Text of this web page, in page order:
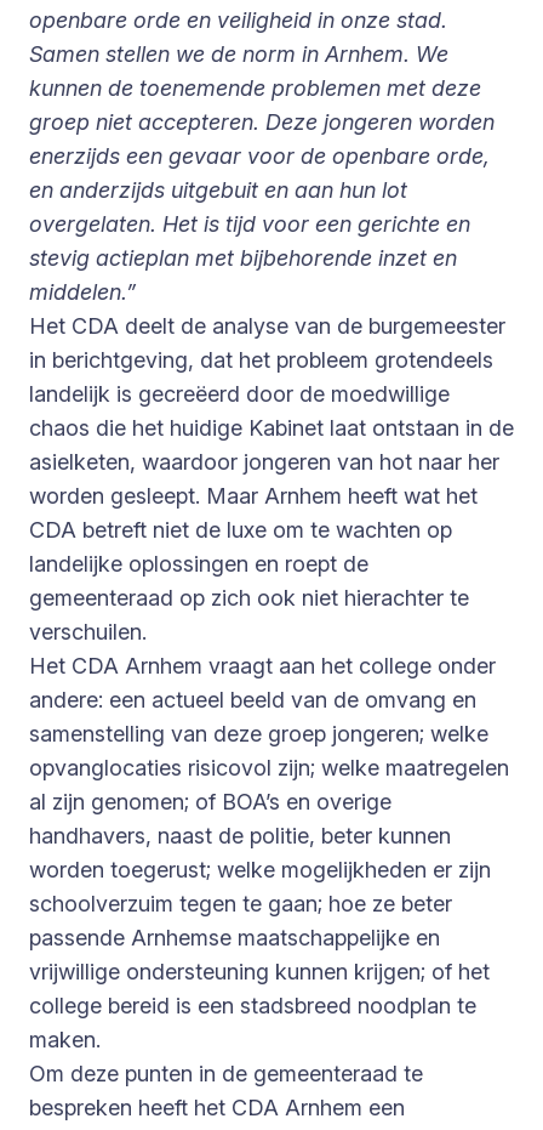
openbare orde en veiligheid in onze stad.
Samen stellen we de norm in Arnhem. We
kunnen de toenemende problemen met deze
groep niet accepteren. Deze jongeren worden
enerzijds een gevaar voor de openbare orde,
en anderzijds uitgebuit en aan hun lot
overgelaten. Het is tijd voor een gerichte en
stevig actieplan met bijbehorende inzet en
middelen.”
Het CDA deelt de analyse van de burgemeester
in berichtgeving, dat het probleem grotendeels
landelijk is gecreëerd door de moedwillige
chaos die het huidige Kabinet laat ontstaan in de
asielketen, waardoor jongeren van hot naar her
worden gesleept. Maar Arnhem heeft wat het
CDA betreft niet de luxe om te wachten op
landelijke oplossingen en roept de
gemeenteraad op zich ook niet hierachter te
verschuilen.
Het CDA Arnhem vraagt aan het college onder
andere: een actueel beeld van de omvang en
samenstelling van deze groep jongeren; welke
opvanglocaties risicovol zijn; welke maatregelen
al zijn genomen; of BOA’s en overige
handhavers, naast de politie, beter kunnen
worden toegerust; welke mogelijkheden er zijn
schoolverzuim tegen te gaan; hoe ze beter
passende Arnhemse maatschappelijke en
vrijwillige ondersteuning kunnen krijgen; of het
college bereid is een stadsbreed noodplan te
maken.
Om deze punten in de gemeenteraad te
bespreken heeft het CDA Arnhem een